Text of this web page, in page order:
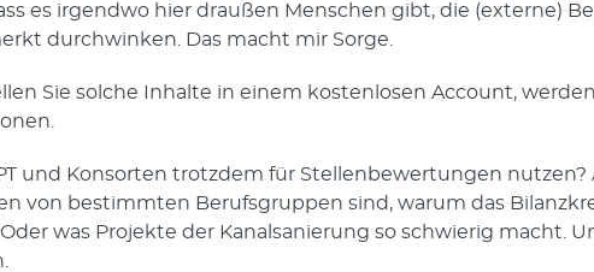
es irgendwo hier draußen Menschen gibt, die
durchwinken. Das macht mir Sorge.
Sie solche Inhalte in einem kostenlosen Account,
und Konsorten trotzdem für Stellenbewertungen
von bestimmten Berufsgruppen sind, warum das
was Projekte der Kanalsanierung so schwierig macht.